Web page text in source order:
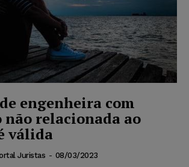
engenheira com
não relacionada ao
válida
Juristas - 08/03/2023